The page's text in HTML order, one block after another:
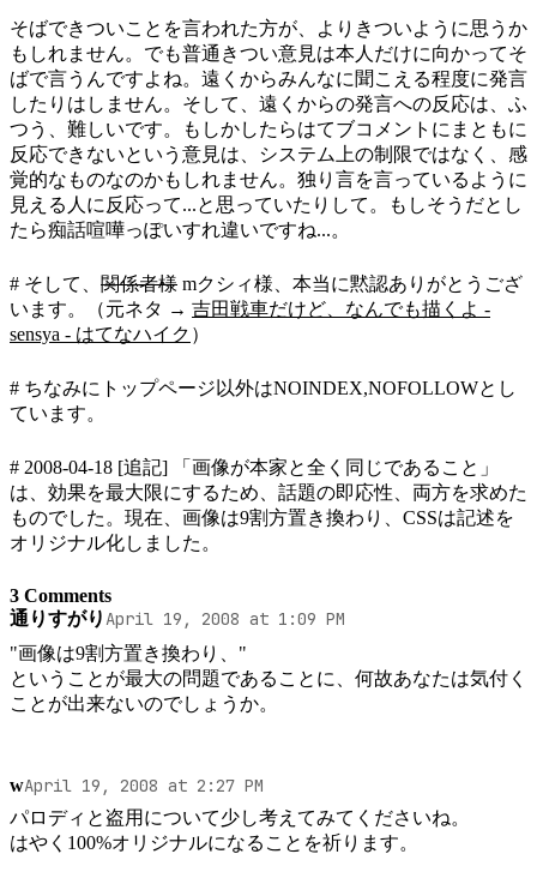
そばできついことを言われた方が、よりきついように思うか
もしれません。でも普通きつい意見は本人だけに向かってそ
ばで言うんですよね。遠くからみんなに聞こえる程度に発言
したりはしません。そして、遠くからの発言への反応は、ふ
つう、難しいです。もしかしたらはてブコメントにまともに
反応できないという意見は、システム上の制限ではなく、感
覚的なものなのかもしれません。独り言を言っているように
見える人に反応って...と思っていたりして。もしそうだとし
たら痴話喧嘩っぽいすれ違いですね...。
# そして、 関係者様 mクシィ様、本当に黙認ありがとうござ
います。（元ネタ → 吉田戦車だけど、なんでも描くよ -
sensya - はてなハイク ）
# ちなみにトップページ以外はNOINDEX,NOFOLLOWとし
ています。
# 2008-04-18 [追記] 「画像が本家と全く同じであること」
は、効果を最大限にするため、話題の即応性、両方を求めた
ものでした。現在、画像は9割方置き換わり、CSSは記述を
オリジナル化しました。
3 Comments
通りすがりApril 19, 2008 at 1:09 PM
"画像は9割方置き換わり、"
ということが最大の問題であることに、何故あなたは気付く
wApril 19, 2008 at 2:27 PM
パロディと盗用について少し考えてみてくださいね。